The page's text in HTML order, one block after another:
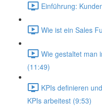
Einführung:
Wie ist ein Sales
Wie gestaltet man
(11:49)
KPIs definieren
KPIs arbeitest (9:53)